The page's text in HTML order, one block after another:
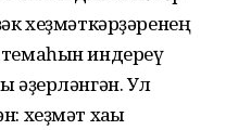
хеҙмәткәрҙәренең
индереү
әҙерләнгән. Ул
хеҙмәт хаҡы